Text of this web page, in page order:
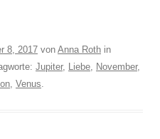
8, 2017 von Anna Roth in
Jupiter, Liebe, November,
, Venus.